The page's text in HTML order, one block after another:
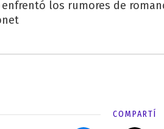
enfrentó los rumores de
COMPARTÍ